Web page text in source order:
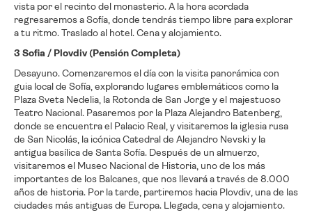
vista por el recinto del monasterio. A la hora acordada
regresaremos a Sofía, donde tendrás tiempo libre para explorar
a tu ritmo. Traslado al hotel. Cena y alojamiento.
3 Sofia / Plovdiv (Pensión Completa)
Desayuno. Comenzaremos el día con la visita panorámica con
guia local de Sofía, explorando lugares emblemáticos como la
Plaza Sveta Nedelia, la Rotonda de San Jorge y el majestuoso
Teatro Nacional. Pasaremos por la Plaza Alejandro Batenberg,
donde se encuentra el Palacio Real, y visitaremos la iglesia rusa
de San Nicolás, la icónica Catedral de Alejandro Nevski y la
antigua basílica de Santa Sofía. Después de un almuerzo,
visitaremos el Museo Nacional de Historia, uno de los más
importantes de los Balcanes, que nos llevará a través de 8.000
años de historia. Por la tarde, partiremos hacia Plovdiv, una de las
ciudades más antiguas de Europa. Llegada, cena y alojamiento.